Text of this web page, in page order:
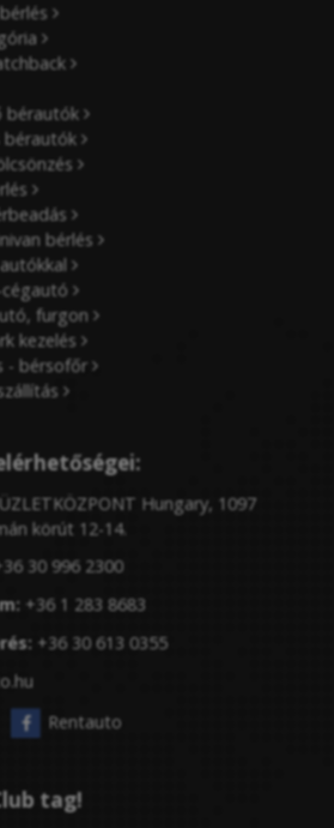
bérautók
bérlés
furgon
kezelés
- bérsofőr
Hungary, 1097
körút 12-14.
30 996 2300
+36 1 283 8683
+36 30 613 0355
Rentauto
tag!